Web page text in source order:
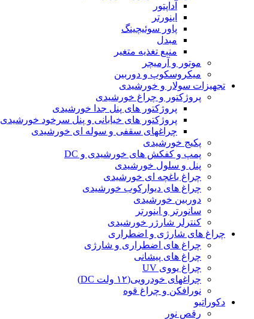
آداپتور
اینورتر
پاور سوئیچینگ
مبدل
منبع تغذیه متغیر
موتور و آرمیچر
میکروسکوپ و دوربین
تجهیزات سولار و خورشیدی
پروژکتور و چراغ خورشیدی
پروژکتور های پنل جدا خورشیدی
پروژکتور های خیابانی و پنل سرخود خورشیدی
چراغهای سقفی و سوله ای خورشیدی
پکیج خورشیدی
پمپ و کفکش های خورشیدی و DC
پنل و سلول خورشیدی
چراغ باغچه ای خورشیدی
چراغ های دیوارکوب خورشیدی
دوربین خورشیدی
سانورتر و اینورتر
کنترلر شارژر خورشیدی
چراغ های شارژی و اضطراری
چراغ های اضطراری و شارژی
چراغ های پیشانی
چراغ یووی UV
چراغهای خودرویی(۱۲ ولت DC)
نورافکن و چراغ قوه
دکوراتیو
رقص نور